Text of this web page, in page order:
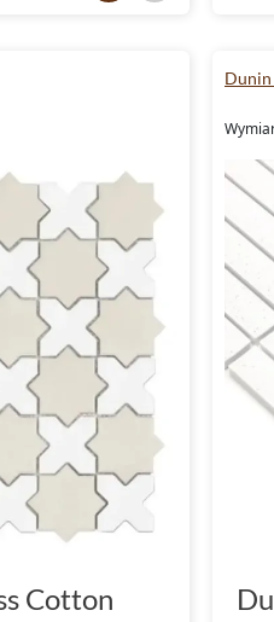
Cotton